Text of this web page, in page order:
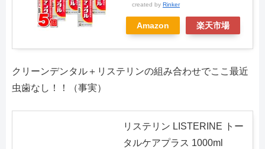
created by Rinker
Amazon 楽天市場
クリーンデンタル＋リステリンの組み合わせでここ最近
虫歯なし！！（事実）
リステリン LISTERINE トー
タルケアプラス 1000ml